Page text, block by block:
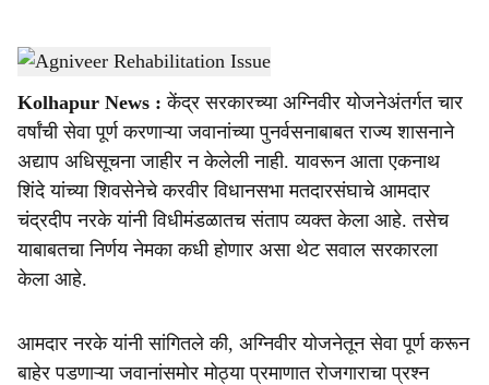
a
r
e
Agniveer Rehabilitation Issue -sarkarnama
Kolhapur News : केंद्र सरकारच्या अग्निवीर योजनेअंतर्गत चार
वर्षांची सेवा पूर्ण करणाऱ्या जवानांच्या पुनर्वसनाबाबत राज्य शासनाने
अद्याप अधिसूचना जाहीर न केलेली नाही. यावरून आता एकनाथ
शिंदे यांच्या शिवसेनेचे करवीर विधानसभा मतदारसंघाचे आमदार
चंद्रदीप नरके यांनी विधीमंडळातच संताप व्यक्त केला आहे. तसेच
याबाबतचा निर्णय नेमका कधी होणार असा थेट सवाल सरकारला
केला आहे.
आमदार नरके यांनी सांगितले की, अग्निवीर योजनेतून सेवा पूर्ण करून
बाहेर पडणाऱ्या जवानांसमोर मोठ्या प्रमाणात रोजगाराचा प्रश्न